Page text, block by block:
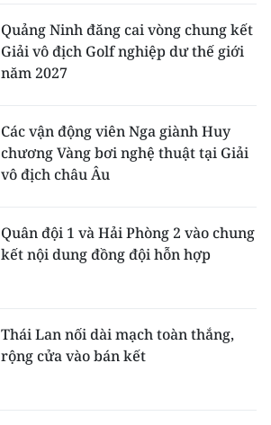
Quảng Ninh đăng cai vòng chung kết
Giải vô địch Golf nghiệp dư thế giới
năm 2027
Các vận động viên Nga giành Huy
chương Vàng bơi nghệ thuật tại Giải
vô địch châu Âu
Quân đội 1 và Hải Phòng 2 vào chung
kết nội dung đồng đội hỗn hợp
Thái Lan nối dài mạch toàn thắng,
rộng cửa vào bán kết